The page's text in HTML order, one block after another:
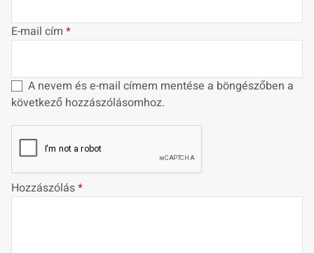
E-mail cím *
A nevem és e-mail címem mentése a böngészőben a
következő hozzászólásomhoz.
Hozzászólás*